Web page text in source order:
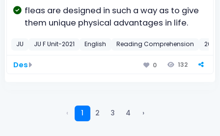
fleas are designed in such a way as to give
them unique physical advantages in life.
JU JU F Unit-2021 English Reading Comprehension 2021
Des 0 132
‹ 1 2 3 4 ›